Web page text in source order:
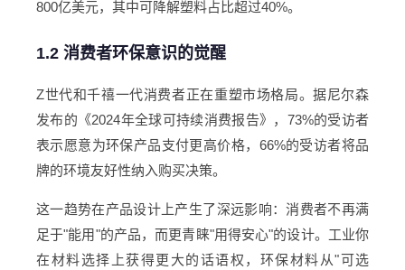
800亿美元，其中可降解塑料占比超过40%。
1.2 消费者环保意识的觉醒
Z世代和千禧一代消费者正在重塑市场格局。据尼尔森
发布的《2024年全球可持续消费报告》，73%的受访者
表示愿意为环保产品支付更高价格，66%的受访者将品
牌的环境友好性纳入购买决策。
这一趋势在产品设计上产生了深远影响：消费者不再满
足于"能用"的产品，而更青睐"用得安心"的设计。工业你
在材料选择上获得更大的话语权，环保材料从"可选